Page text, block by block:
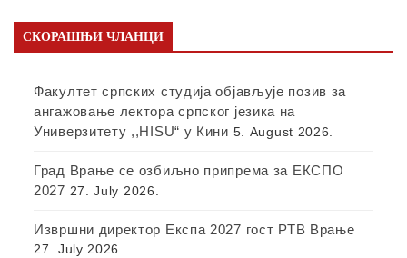
СКОРАШЊИ ЧЛАНЦИ
Факултет српских студија објављује позив за
ангажовање лектора српског језика на
Универзитету ,,HISU“ у Кини 5. August 2026.
Град Врање се озбиљно припрема за ЕКСПО
2027 27. July 2026.
Извршни директор Експа 2027 гост РТВ Врање
27. July 2026.